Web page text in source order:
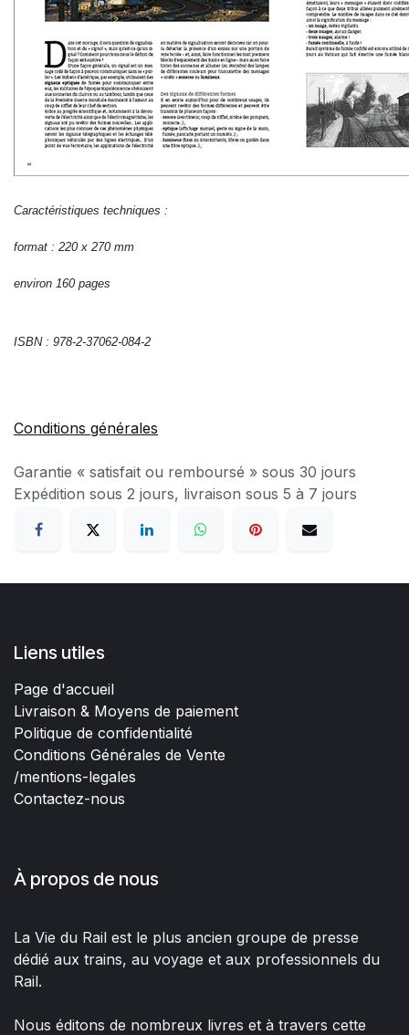
Caractéristiques techniques :
format : 220 x 270 mm
environ 160 pages
ISBN : 978-2-37062-084-2
Conditions générales
Garantie « satisfait ou remboursé » sous 30 jours
Expédition sous 2 jours, livraison sous 5 à 7 jours
Liens utiles
Page d'accueil
Livraison & Moyens de paiement
Politique de confidentialité
Conditions Générales de Vente
/mentions-legales
Contactez-nous
À propos de nous
La Vie du Rail est le plus ancien groupe de presse
dédié aux trains, au voyage et aux professionnels du
Rail.
Nous éditons de nombreux livres et à travers cette